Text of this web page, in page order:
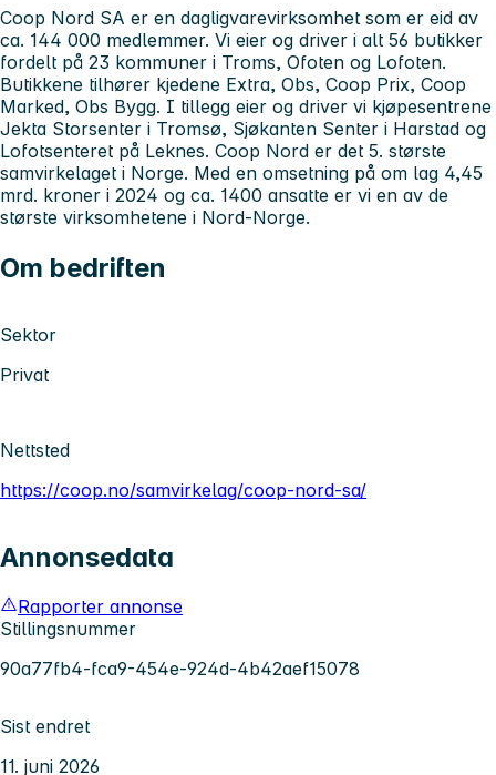
Coop Nord SA er en dagligvarevirksomhet som er eid av
ca. 144 000 medlemmer. Vi eier og driver i alt 56 butikker
fordelt på 23 kommuner i Troms, Ofoten og Lofoten.
Butikkene tilhører kjedene Extra, Obs, Coop Prix, Coop
Marked, Obs Bygg. I tillegg eier og driver vi kjøpesentrene
Jekta Storsenter i Tromsø, Sjøkanten Senter i Harstad og
Lofotsenteret på Leknes. Coop Nord er det 5. største
samvirkelaget i Norge. Med en omsetning på om lag 4,45
mrd. kroner i 2024 og ca. 1400 ansatte er vi en av de
største virksomhetene i Nord-Norge.
Om bedriften
Sektor
Privat
Nettsted
https://coop.no/samvirkelag/coop-nord-sa/
Annonsedata
Rapporter annonse
Stillingsnummer
90a77fb4-fca9-454e-924d-4b42aef15078
Sist endret
11. juni 2026